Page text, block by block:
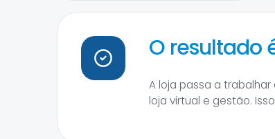
O resultado
A loja passa a
loja virtual e gestão.